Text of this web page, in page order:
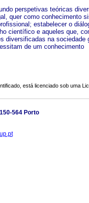
perspetivas teóricas
quer como conhecimento
estabelecer o
científico e aqueles que,
diversificadas na sociedade
de um conhecimento
está licenciado sob uma
564 Porto